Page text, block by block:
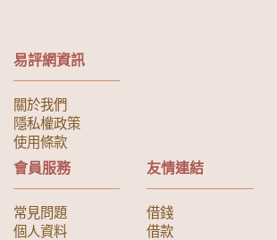
易評網資訊
關於我們
隱私權政策
使用條款
會員服務
常見問題
個人資料
友情連結
借錢
借款